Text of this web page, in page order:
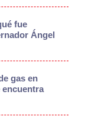
fue
Ángel
gas en
encuentra